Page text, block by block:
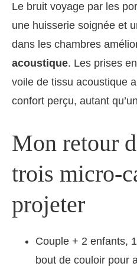
Le bruit voyage par les
une huisserie soignée et
dans les chambres
acoustique. Les prises
voile de tissu acoustique
confort perçu, autant
Mon retour
trois micro-
projeter
Couple + 2 enfants,
bout de couloir pour